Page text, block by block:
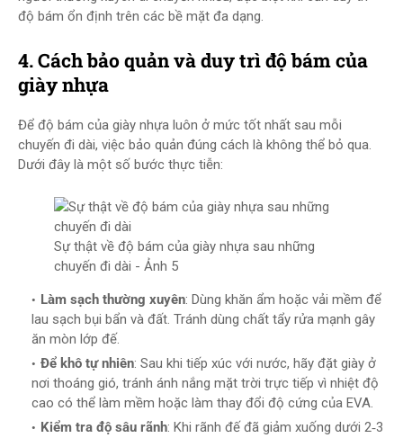
độ bám ổn định trên các bề mặt đa dạng.
4. Cách bảo quản và duy trì độ bám của
giày nhựa
Để độ bám của giày nhựa luôn ở mức tốt nhất sau mỗi
chuyến đi dài, việc bảo quản đúng cách là không thể bỏ qua.
Dưới đây là một số bước thực tiễn:
Sự thật về độ bám của giày nhựa sau những
chuyến đi dài​ - Ảnh 5
Làm sạch thường xuyên: Dùng khăn ẩm hoặc vải mềm để
lau sạch bụi bẩn và đất. Tránh dùng chất tẩy rửa mạnh gây
ăn mòn lớp đế.
Để khô tự nhiên: Sau khi tiếp xúc với nước, hãy đặt giày ở
nơi thoáng gió, tránh ánh nắng mặt trời trực tiếp vì nhiệt độ
cao có thể làm mềm hoặc làm thay đổi độ cứng của EVA.
Kiểm tra độ sâu rãnh: Khi rãnh đế đã giảm xuống dưới 2‑3